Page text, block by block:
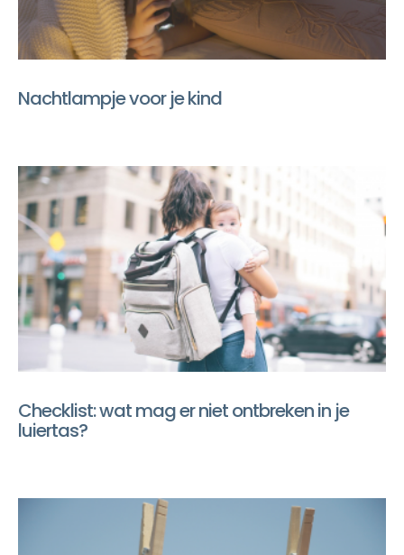
Nachtlampje voor je kind
Checklist: wat mag er niet ontbreken in je
luiertas?